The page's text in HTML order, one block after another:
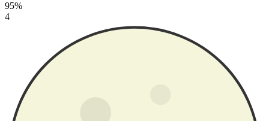
95%
4